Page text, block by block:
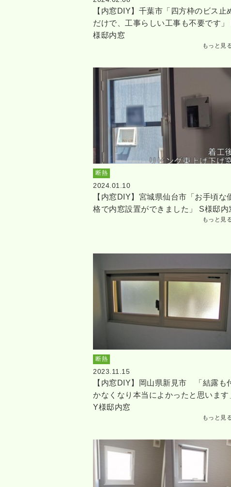
【内窓DIY】千葉市「四方枠のビス止
だけで、工事らしい工事も不要です」
様邸内窓
もっと見
断熱
2024.01.10
【内窓DIY】宮城県仙台市「お手頃な
格で内窓設置ができました」 S様邸内
もっと見
断熱
2023.11.15
【内窓DIY】岡山県新見市 「結露も
かなくなり本当によかったと思います
Y様邸内窓
もっと見